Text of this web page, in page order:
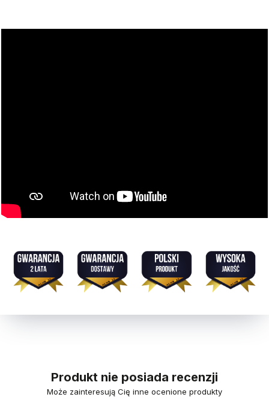
Produkt nie posiada recenzji
Może zainteresują Cię inne ocenione produkty